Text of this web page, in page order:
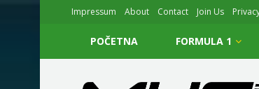
Impressum About Contact Join Us
POČETNA FORMULA 1